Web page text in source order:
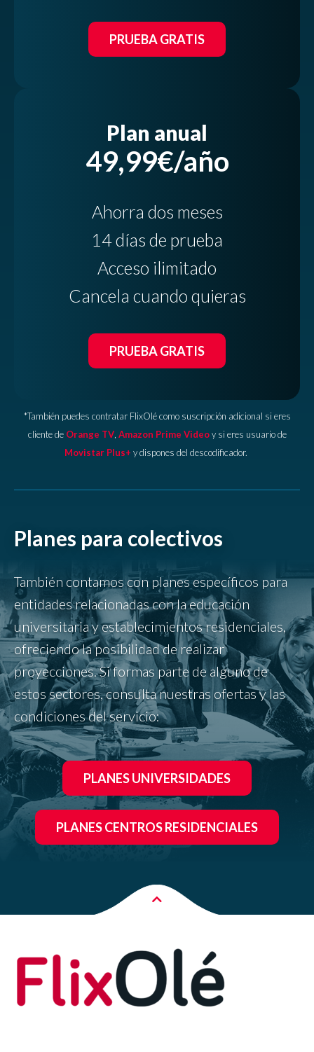
PRUEBA GRATIS
Plan anual
49,99€/año
Ahorra dos meses
14 días de prueba
Acceso ilimitado
Cancela cuando quieras
PRUEBA GRATIS
*También puedes contratar FlixOlé como suscripción adicional si eres
cliente de Orange TV, Amazon Prime Videoy si eres usuario de
Movistar Plus+ y dispones del descodificador.
Planes para colectivos
También contamos con planes específicos para
entidades relacionadas con la educación
universitaria y establecimientos residenciales,
ofreciendo la posibilidad de realizar
proyecciones. Si formas parte de alguno de
estos sectores, consulta nuestras ofertas y las
condiciones del servicio:
PLANES UNIVERSIDADES
PLANES CENTROS RESIDENCIALES